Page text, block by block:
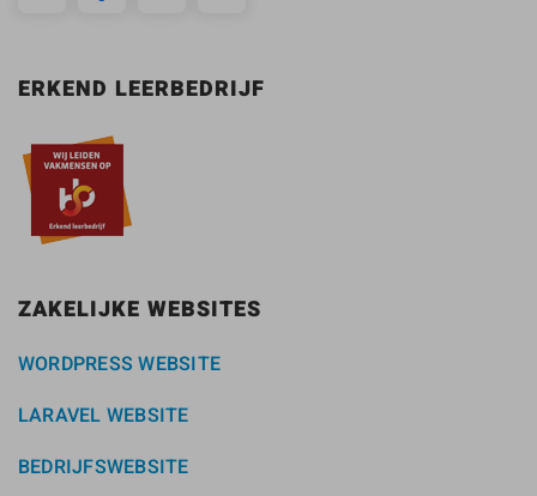
ERKEND LEERBEDRIJF
ZAKELIJKE WEBSITES
WORDPRESS WEBSITE
LARAVEL WEBSITE
BEDRIJFSWEBSITE